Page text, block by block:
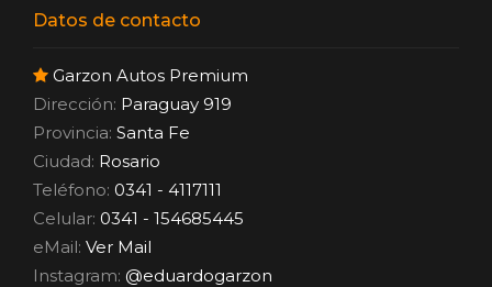
Datos de contacto
Garzon Autos Premium
Dirección: Paraguay 919
Provincia: Santa Fe
Ciudad: Rosario
Teléfono: 0341 - 4117111
Celular: 0341 - 154685445
eMail: Ver Mail
Instagram: @eduardogarzon